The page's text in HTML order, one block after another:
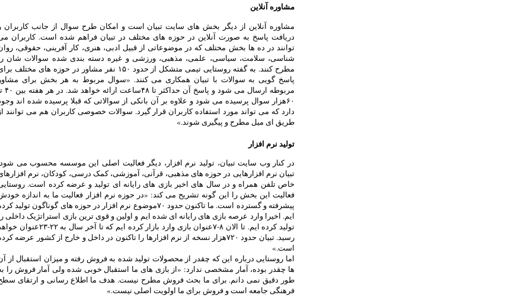
مشاوره آنلاین
مشاوره آنلاین از دیگر بخش های سایت تبیان است و امکان طرح سوال از جانب کاربران
دریافت پاسخ به صورت آنلاین در حوزه های مختلف در تبیان فراهم شده است. کاربران
توانند در ده ها بخش مختلف که در موضوعاتی از قبیل ادبی، هنری، کار آفرینی، حقوقی،
شناسی، سلامت، سیاسی، علمی، مذهبی، ورزشی و غیره دسته بندی شده سوالات شان
مطرح کنند. به گفته روستایی تیمی متشکل از حدود ۱۵۰ نفر مشاور در حوزه های مختلف
پاسخ گویی به سوالات با تبیان همکاری می کنند. «سوال مربوط به هر بخش برای
مربوطه ارسال می شود و
۶۰هزار سوال پرسیده می شود و علاوه بر آن بانکی از سوالاتی که قبلا پرسیده شده اند
دارد که می تواند مورد استفاده کاربران قرار گیرد. سوالات خصوصی کاربران هم می توانند
طریق ای میل مطرح و پیگیری شوند.»
تولید نرم افزار
در کنار وب سایت تبیان، تولید نرم افزار، دیگر فعالیت اصلی این موسسه محسوب می
تبیان نرم افزارهایی در حوزه های مذهبی، قرآنی، آموزشی، کمک درسی، کودکان، نرم
خاص تلفن همراه و در سال های اخیر بازی های رایانه ای تولید و عرضه کرده است.
فعالیت این بخش را این گونه تشریح می کند: «در حوزه نرم افزار فعالیت ما به اندازه
پیشرفته و گسترده است. ما تاکنون حدود ۷۰موضوع نرم افزار در حوزه های گوناگون تولید
ایم. اخیرا وارد عرصه بازی های رایانه ای شده ایم و اولین و قوی ترین بازی استراتژیک داخلی
تولید کرده ایم. تا الان ۸-۷عنوان بازی وارد بازار کرده ایم که تا آخر سال به ۲۲-
رسید. تبیان حدود ۷۲۰هزار نسخه از نرم افزارها را تاکنون در داخل و خارج از کشور عرضه
است.»
اما روستایی درباره این که چقدر از محصولات تولید شده به فروش رفته و میزان استقبال از
ها چقدر بوده، آمار مشخصی ندارد: «از بازی های ما استقبال خوبی شده ولی آمار فروش را
طور دقیق نمی دانم. برای ما بحث فروش مطرح نیست. هدف ما اطلاع رسانی و ارتقای
فرهنگی جامعه است و فروش برای ما اولویت اصلی نیست.»